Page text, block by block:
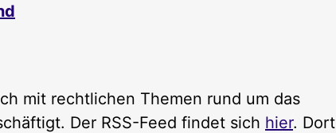
mit rechtlichen Themen rund um das
Der RSS-Feed findet sich hier. Dort